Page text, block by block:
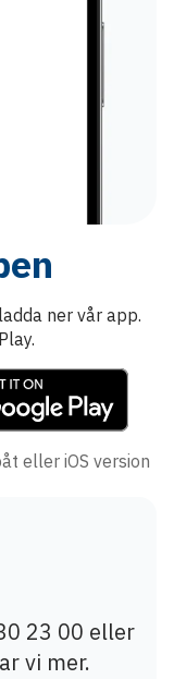
ner vår app.
eller iOS version
23 00 eller
vi mer.